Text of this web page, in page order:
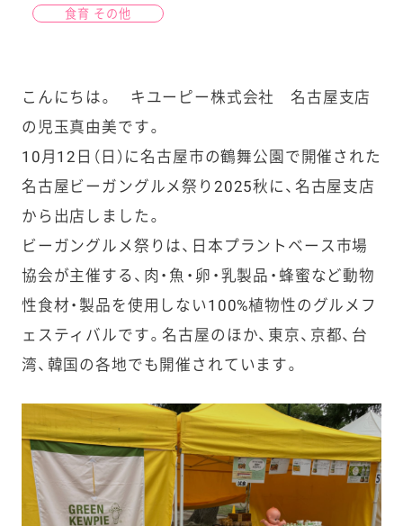
食育 その他
こんにちは。 キユーピー株式会社 名古屋支店
の児玉真由美です。
10月12日（日）に名古屋市の鶴舞公園で開催された
名古屋ビーガングルメ祭り2025秋に、名古屋支店
から出店しました。
ビーガングルメ祭りは、日本プラントベース市場
協会が主催する、 肉・魚・卵・乳製品・蜂蜜など動物
性食材・製品を使用しない100%植物性のグルメフ
ェスティバルです。名古屋のほか、東京、京都、台
湾、韓国の各地でも開催されています。